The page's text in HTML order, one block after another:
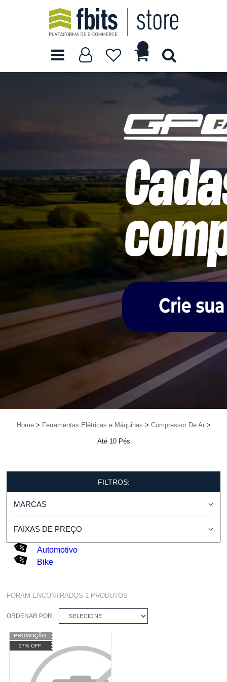
Home Ferramentas Elétricas e Máquinas Compressor De Ar
Até 10 Pés
FILTROS:
MARCAS
FAIXAS DE PREÇO
Automotivo
Bike
FORAM ENCONTRADOS 1 PRODUTOS
ORDENAR POR: SELECIONE
37% OFF